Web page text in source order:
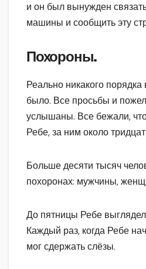
и он был вынужден
машины и сообщить эту
Похороны.
Реально никакого
было. Все просьбы и
услышаны. Все бежали,
Ребе, за ним около
Больше десяти тысяч
похоронах: мужчины,
До пятницы Ребе
Каждый раз, когда Ребе
мог сдержать слёзы.